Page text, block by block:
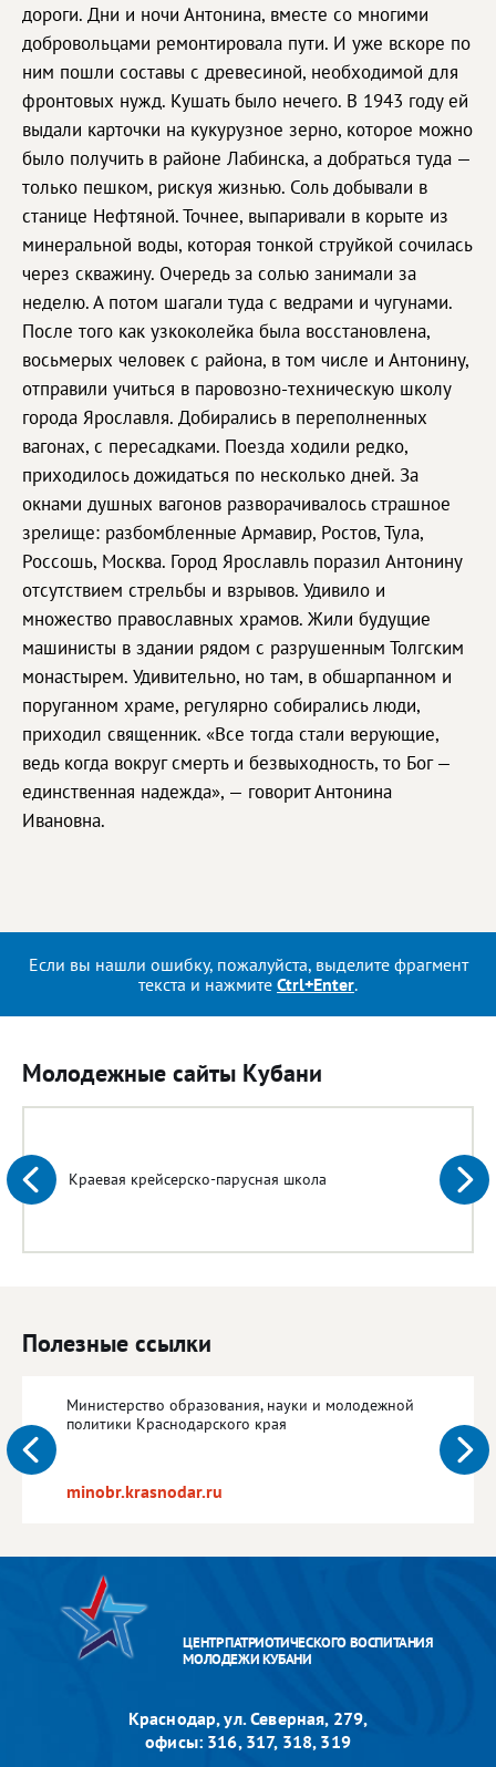
дороги. Дни и ночи Антонина, вместе со многими
добровольцами ремонтировала пути. И уже вскоре по
ним пошли составы с древесиной, необходимой для
фронтовых нужд. Кушать было нечего. В 1943 году ей
выдали карточки на кукурузное зерно, которое можно
было получить в районе Лабинска, а добраться туда —
только пешком, рискуя жизнью. Соль добывали в
станице Нефтяной. Точнее, выпаривали в корыте из
минеральной воды, которая тонкой струйкой сочилась
через скважину. Очередь за солью занимали за
неделю. А потом шагали туда с ведрами и чугунами.
После того как узкоколейка была восстановлена,
восьмерых человек с района, в том числе и Антонину,
отправили учиться в паровозно-техническую школу
города Ярославля. Добирались в переполненных
вагонах, с пересадками. Поезда ходили редко,
приходилось дожидаться по несколько дней. За
окнами душных вагонов разворачивалось страшное
зрелище: разбомбленные Армавир, Ростов, Тула,
Россошь, Москва. Город Ярославль поразил Антонину
отсутствием стрельбы и взрывов. Удивило и
множество православных храмов. Жили будущие
машинисты в здании рядом с разрушенным Толгским
монастырем. Удивительно, но там, в обшарпанном и
поруганном храме, регулярно собирались люди,
приходил священник. «Все тогда стали верующие,
ведь когда вокруг смерть и безвыходность, то Бог —
единственная надежда», — говорит Антонина
Ивановна.
Если вы нашли ошибку, пожалуйста, выделите фрагмент
текста и нажмите Ctrl+Enter.
Молодежные сайты Кубани
Краевая крейсерско-парусная школа
Полезные ссылки
Министерство образования, науки и молодежной
политики Краснодарского края
minobr.krasnodar.ru
ЦЕНТР ПАТРИОТИЧЕСКОГО ВОСПИТАНИЯ
МОЛОДЕЖИ КУБАНИ
Краснодар, ул. Северная, 279,
офисы: 316, 317, 318, 319